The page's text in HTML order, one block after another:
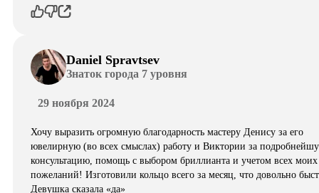
Daniel Spravtsev
Знаток города 7 уровня
29 ноября 2024
Хочу выразить огромную благодарность мастеру Денису за его
ювелирную (во всех смыслах) работу и Виктории за
консультацию, помощь с выбором бриллианта и учетом всех моих
пожеланий! Изготовили кольцо всего за месяц, что довольно
Девушка сказала «да»